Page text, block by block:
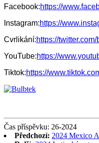
Facebook:https://
Instagram:https://
Cvrlikání:https://
YouTube:https://
Tiktok:https://
Čas příspěvku: 26-2024
Předchozí: 2024 Mexico